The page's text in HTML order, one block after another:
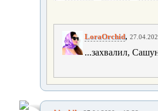
LoraOrchid,
...захвалил,